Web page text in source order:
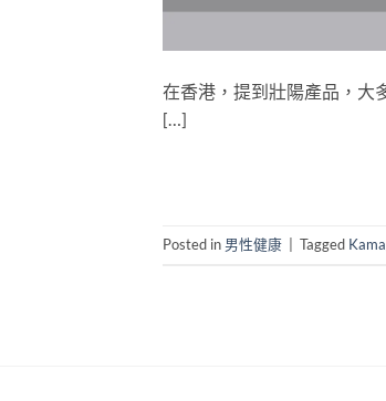
在香港，提到壯陽產品，大
[…]
Posted in 男性健康 Tagged